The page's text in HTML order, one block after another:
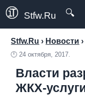
Stfw.Ru 🔍
Stfw.Ru › Новости
🕛24 октября, 2017.
Власти
ЖКХ-